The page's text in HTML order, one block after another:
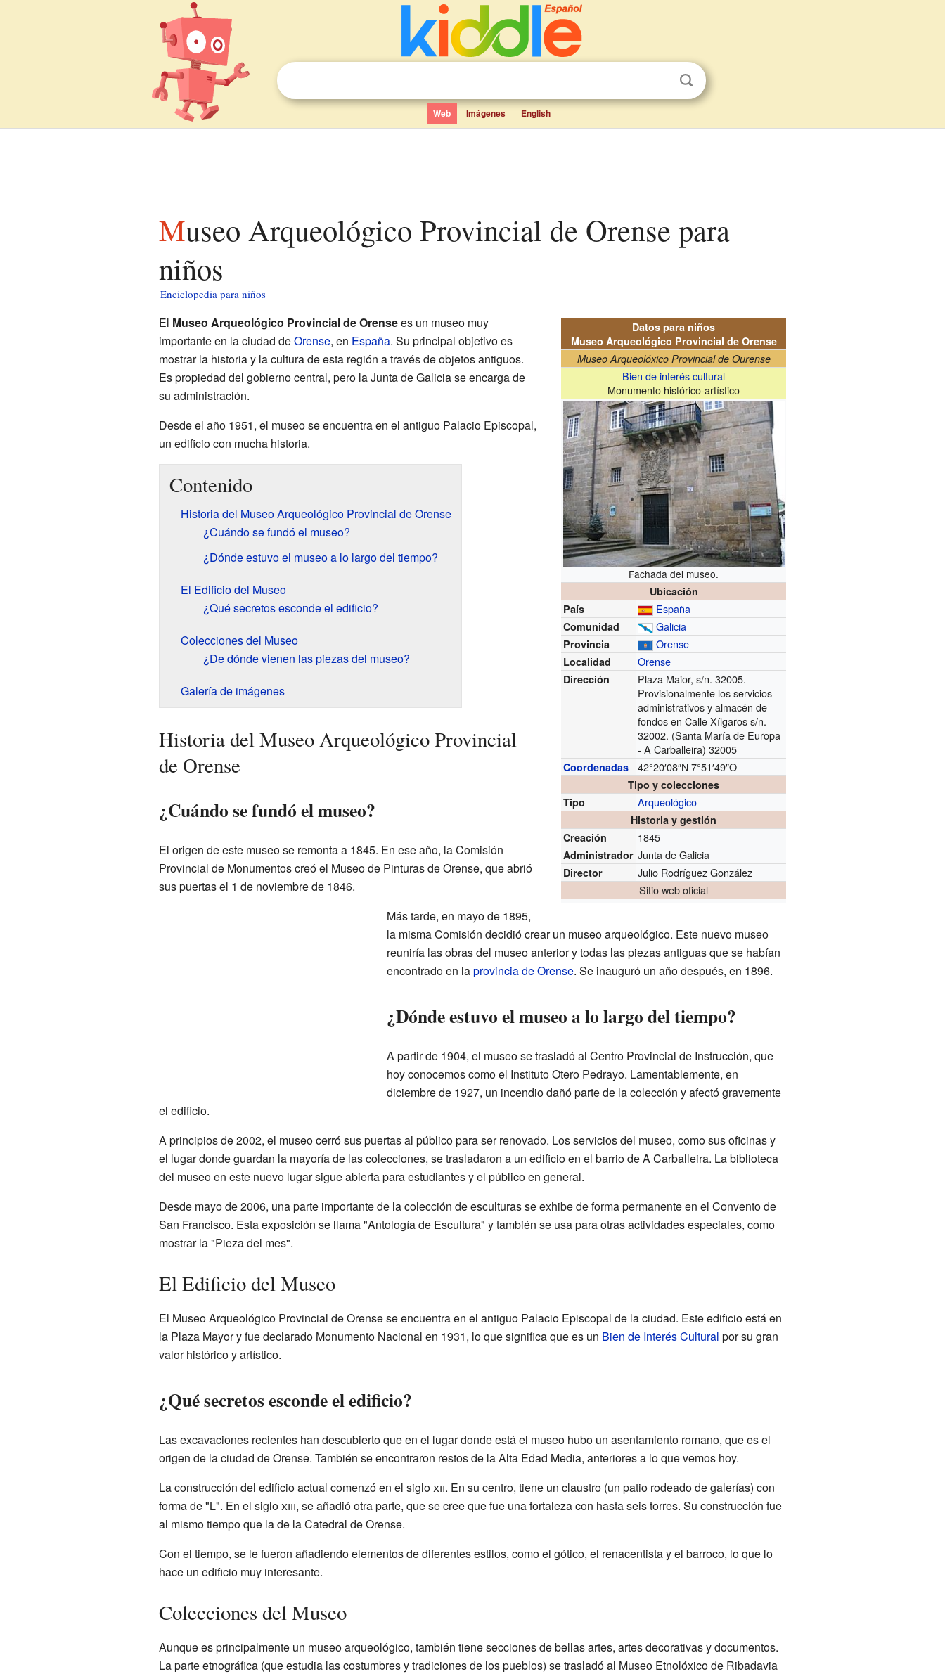
Web Imágenes English
Museo Arqueológico Provincial de Orense para
niños
Enciclopedia para niños
Datos para niños
Museo Arqueológico Provincial de Orense
Museo Arqueolóxico Provincial de Ourense
Bien de interés cultural
Monumento histórico-artístico
Fachada del museo.
Ubicación
País
España
Comunidad Galicia
Provincia Orense
Localidad Orense
Dirección
Plaza Maior, s/n. 32005.
Provisionalmente los servicios
administrativos y almacén de
fondos en Calle Xílgaros s/n.
32002. (Santa María de Europa
- A Carballeira) 32005
Coordenadas 42°20′08″N 7°51′49″O
Tipo y colecciones
Tipo
Arqueológico
Historia y gestión
Creación
1845
Administrador Junta de Galicia
Director
Julio Rodríguez González
Sitio web oficial
El Museo Arqueológico Provincial de Orensees un museo muy
importante en la ciudad deOrense, en España. Su principal objetivo es
mostrar la historia y la cultura de esta región a través de objetos antiguos.
Es propiedad del gobierno central, pero la Junta de Galicia se encarga de
su administración.
Desde el año 1951, el museo se encuentra en el antiguo Palacio Episcopal,
un edificio con mucha historia.
Contenido
Historia del Museo Arqueológico Provincial de Orense
¿Cuándo se fundó el museo?
¿Dónde estuvo el museo a lo largo del tiempo?
El Edificio del Museo
¿Qué secretos esconde el edificio?
Colecciones del Museo
¿De dónde vienen las piezas del museo?
Galería de imágenes
Historia del Museo Arqueológico Provincial
de Orense
¿Cuándo se fundó el museo?
El origen de este museo se remonta a 1845. En ese año, la Comisión
Provincial de Monumentos creó el Museo de Pinturas de Orense, que abrió
sus puertas el 1 de noviembre de 1846.
Más tarde, en mayo de 1895,
la misma Comisión decidió crear un museo arqueológico. Este nuevo museo
reuniría las obras del museo anterior y todas las piezas antiguas que se habían
encontrado en laprovincia de Orense. Se inauguró un año después, en 1896.
¿Dónde estuvo el museo a lo largo del tiempo?
A partir de 1904, el museo se trasladó al Centro Provincial de Instrucción, que
hoy conocemos como el Instituto Otero Pedrayo. Lamentablemente, en
diciembre de 1927, un incendio dañó parte de la colección y afectó gravemente
el edificio.
A principios de 2002, el museo cerró sus puertas al público para ser renovado. Los servicios del museo, como sus oficinas y
el lugar donde guardan la mayoría de las colecciones, se trasladaron a un edificio en el barrio de A Carballeira. La biblioteca
del museo en este nuevo lugar sigue abierta para estudiantes y el público en general.
Desde mayo de 2006, una parte importante de la colección de esculturas se exhibe de forma permanente en el Convento de
San Francisco. Esta exposición se llama "Antología de Escultura" y también se usa para otras actividades especiales, como
mostrar la "Pieza del mes".
El Edificio del Museo
El Museo Arqueológico Provincial de Orense se encuentra en el antiguo Palacio Episcopal de la ciudad. Este edificio está en
la Plaza Mayor y fue declarado Monumento Nacional en 1931, lo que significa que es un Bien de Interés Cultural por su gran
valor histórico y artístico.
¿Qué secretos esconde el edificio?
Las excavaciones recientes han descubierto que en el lugar donde está el museo hubo un asentamiento romano, que es el
origen de la ciudad de Orense. También se encontraron restos de la Alta Edad Media, anteriores a lo que vemos hoy.
La construcción del edificio actual comenzó en el sigloxii. En su centro, tiene un claustro (un patio rodeado de galerías) con
forma de "L". En el sigloxiii, se añadió otra parte, que se cree que fue una fortaleza con hasta seis torres. Su construcción fue
al mismo tiempo que la de la Catedral de Orense.
Con el tiempo, se le fueron añadiendo elementos de diferentes estilos, como el gótico, el renacentista y el barroco, lo que lo
hace un edificio muy interesante.
Colecciones del Museo
Aunque es principalmente un museo arqueológico, también tiene secciones de bellas artes, artes decorativas y documentos.
La parte etnográfica (que estudia las costumbres y tradiciones de los pueblos) se trasladó al Museo Etnolóxico de Ribadavia